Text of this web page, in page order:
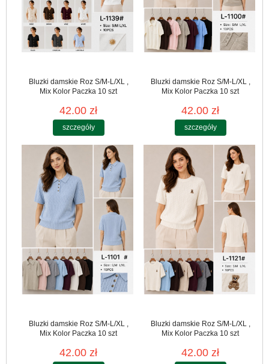
Bluzki damskie Roz S/M-L/XL ,
Mix Kolor Paczka 10 szt
42.00 zł
szczegóły
Bluzki damskie Roz S/M-L/XL ,
Mix Kolor Paczka 10 szt
42.00 zł
szczegóły
Bluzki damskie Roz S/M-L/XL ,
Mix Kolor Paczka 10 szt
42.00 zł
Bluzki damskie Roz S/M-L/XL ,
Mix Kolor Paczka 10 szt
42.00 zł